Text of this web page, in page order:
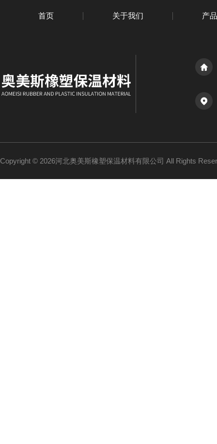
首页 关于我们 产
Copyright © 2026河北奥美斯橡塑保温材料有限公司 All Rights